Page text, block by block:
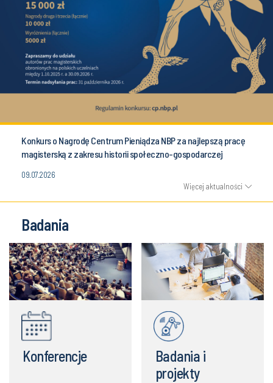
Konkurs o Nagrodę Centrum Pieniądza NBP za najlepszą pracę
magisterską z zakresu historii społeczno-gospodarczej
09.07.2026
Więcej aktualności
Badania
Konferencje
Badania i
projekty